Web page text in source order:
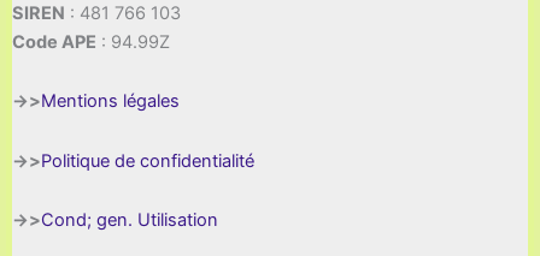
SIREN : 481 766 103
Code APE : 94.99Z
->>Mentions légales
->>Politique de confidentialité
->>Cond; gen. Utilisation